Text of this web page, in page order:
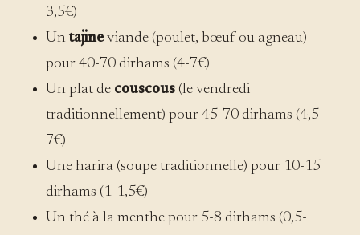
3,5€)
Un tajineviande (poulet, bœuf ou agneau)
pour 40-70 dirhams (4-7€)
Un plat de couscous(le vendredi
traditionnellement) pour 45-70 dirhams (4,5-
7€)
Une harira (soupe traditionnelle) pour 10-15
dirhams (1-1,5€)
Un thé à la menthe pour 5-8 dirhams (0,5-